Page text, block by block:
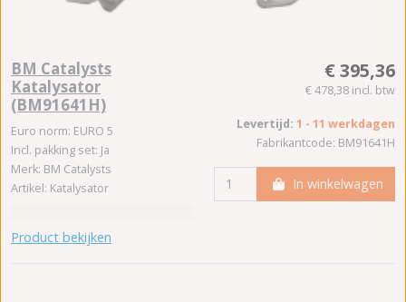
BM Catalysts
Katalysator
(BM91641H)
Euro norm: EURO 5
Incl. pakking set: Ja
Merk: BM Catalysts
Artikel: Katalysator
Product bekijken
€ 395,36
€ 478,38 incl. btw
Levertijd: 1 - 11 werkdagen
Fabrikantcode: BM91641H
In winkelwagen